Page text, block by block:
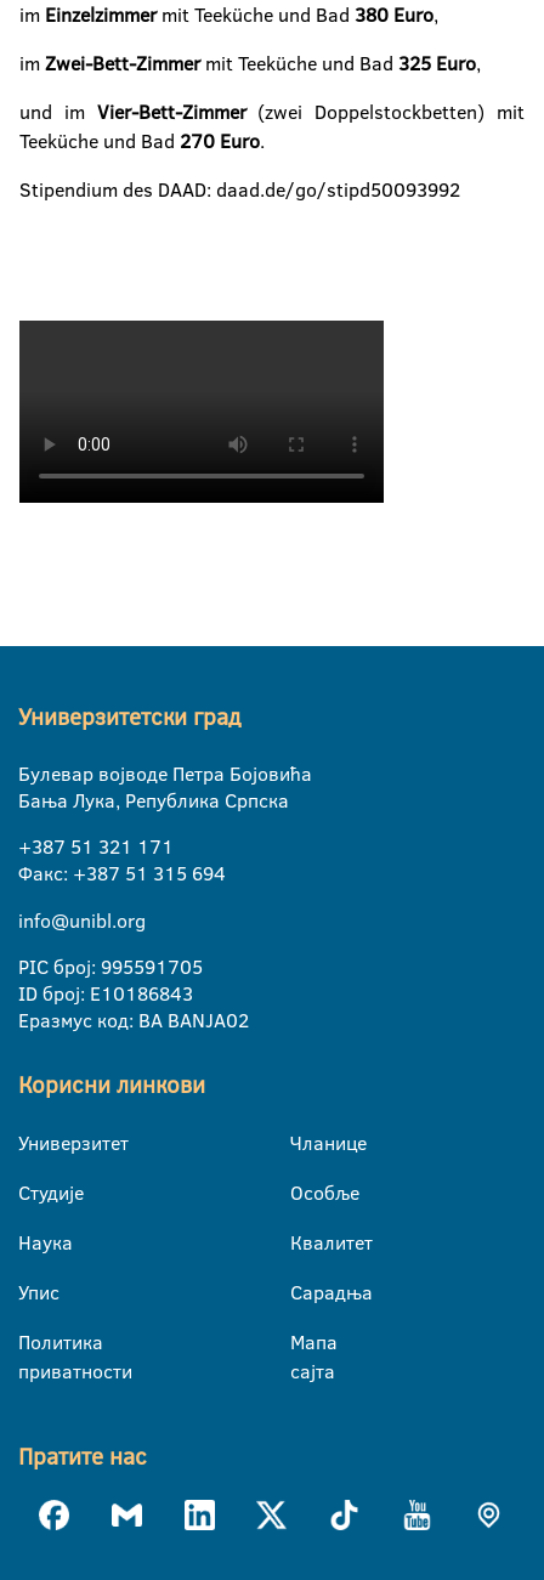
im Einzelzimmermit Teeküche und Bad 380 Euro,
imZwei-Bett-Zimmermit Teeküche und Bad 325 Euro,
und im Vier-Bett-Zimmer(zwei Doppelstockbetten) mit
Teeküche und Bad 270 Euro.
Stipendium des DAAD: daad.de/go/stipd50093992
Универзитетски град
Булевар војводе Петра Бојовића
Бања Лука, Република Српска
+387 51 321 171
Факс: +387 51 315 694
info@unibl.org
PIC број: 995591705
ID број: E10186843
Еразмус код: BA BANJA02
Корисни линкови
Универзитет
Студије
Наука
Упис
Политика
приватности
Чланице
Особље
Квалитет
Сарадња
Мапа
сајта
Пратите нас